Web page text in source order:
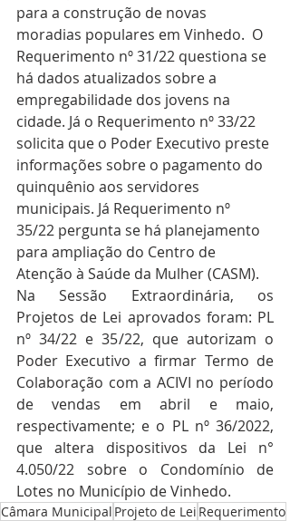
para a construção de novas
moradias populares em Vinhedo.  O
Requerimento nº 31/22 questiona se
há dados atualizados sobre a
empregabilidade dos jovens na
cidade. Já o Requerimento nº 33/22
solicita que o Poder Executivo preste
informações sobre o pagamento do
quinquênio aos servidores
municipais. Já Requerimento nº
35/22 pergunta se há planejamento
para ampliação do Centro de
Atenção à Saúde da Mulher (CASM).
Na Sessão Extraordinária, os
Projetos de Lei aprovados foram: PL
nº 34/22 e 35/22, que autorizam o
Poder Executivo a firmar Termo de
Colaboração com a ACIVI no período
de vendas em abril e maio,
respectivamente; e o PL nº 36/2022,
que altera dispositivos da Lei n°
4.050/22 sobre o Condomínio de
Lotes no Município de Vinhedo.
Câmara Municipal Projeto de Lei Requerimento